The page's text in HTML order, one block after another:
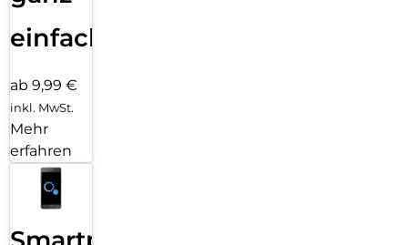
einfach
ab 9,99 €
inkl. MwSt.
Mehr
erfahren